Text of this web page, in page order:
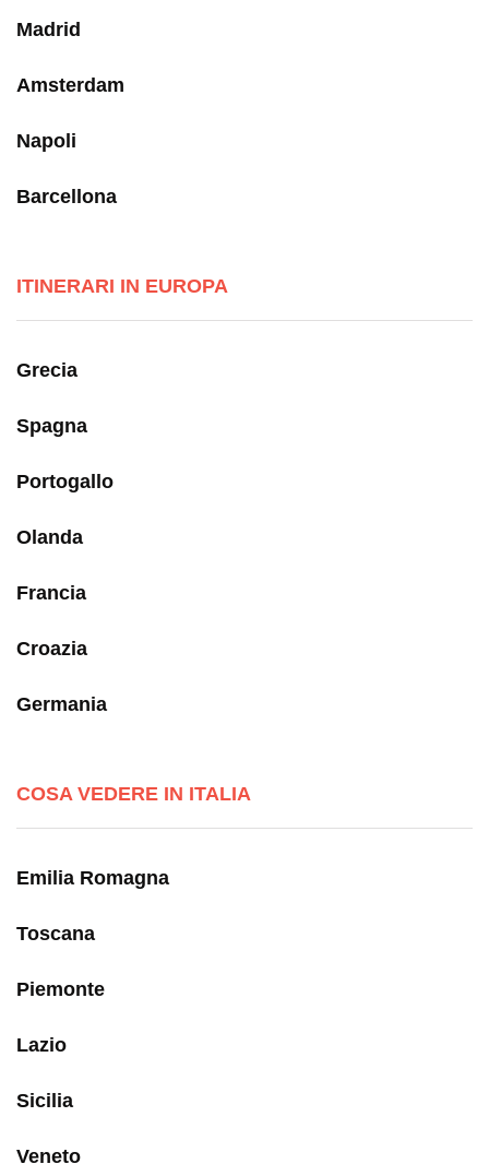
Madrid
Amsterdam
Napoli
Barcellona
ITINERARI IN EUROPA
Grecia
Spagna
Portogallo
Olanda
Francia
Croazia
Germania
COSA VEDERE IN ITALIA
Emilia Romagna
Toscana
Piemonte
Lazio
Sicilia
Veneto